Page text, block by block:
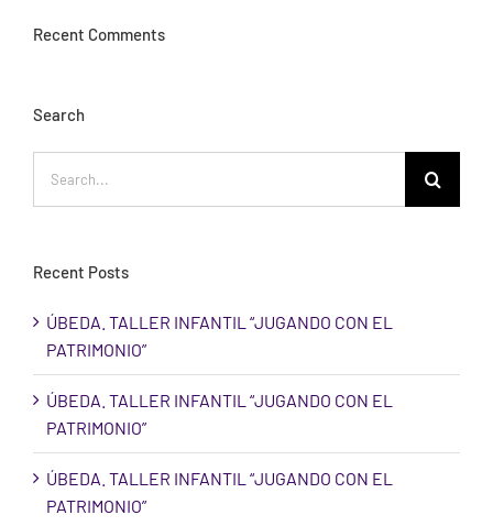
Recent Comments
Search
for:
Recent Posts
ÚBEDA. TALLER INFANTIL “JUGANDO CON EL
PATRIMONIO”
ÚBEDA. TALLER INFANTIL “JUGANDO CON EL
PATRIMONIO”
ÚBEDA. TALLER INFANTIL “JUGANDO CON EL
PATRIMONIO”